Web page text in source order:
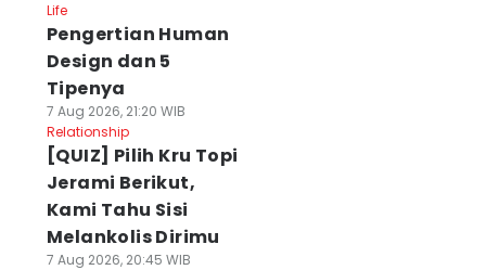
Life
Pengertian Human
Design dan 5
Tipenya
7 Aug 2026, 21:20 WIB
Relationship
[QUIZ] Pilih Kru Topi
Jerami Berikut,
Kami Tahu Sisi
Melankolis Dirimu
7 Aug 2026, 20:45 WIB